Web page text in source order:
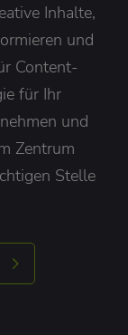
Inhalte,
und
Content-
für Ihr
und
Zentrum
Stelle